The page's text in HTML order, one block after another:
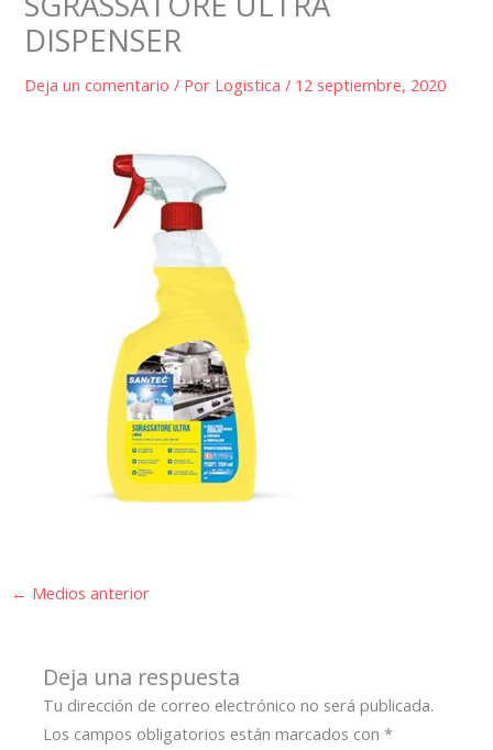
DISPENSER
Deja un comentario / Por Logistica/ 12 septiembre, 2020
← Medios anterior
Deja una respuesta
Tu dirección de correo electrónico no será publicada.
Los campos obligatorios están marcados con*